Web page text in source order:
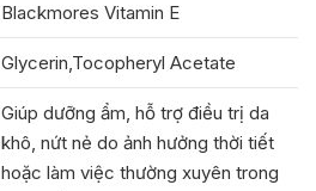
Blackmores Vitamin E
Glycerin,Tocopheryl Acetate
Giúp dưỡng ẩm, hỗ trợ điều trị da
khô, nứt nẻ do ảnh hưởng thời tiết
hoặc làm việc thường xuyên trong